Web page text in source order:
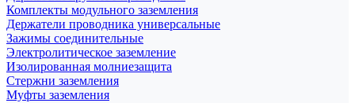
Комплекты модульного заземления
Держатели проводника универсальные
Зажимы соединительные
Электролитическое заземление
Изолированная молниезащита
Стержни заземления
Муфты заземления